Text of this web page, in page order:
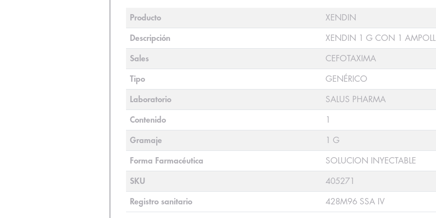
Producto XENDIN
Descripción XENDIN 1 G CON 1
Sales CEFOTAXIMA
Tipo GENÉRICO
Laboratorio SALUS PHARMA
Contenido 1
Gramaje 1 G
Forma Farmacéutica SOLUCION INYECTABLE
SKU 405271
Registro sanitario 428M96 SSA IV